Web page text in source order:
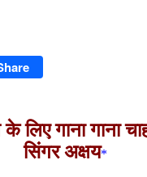
लिए गाना गाना
सिंगर अक्षय*